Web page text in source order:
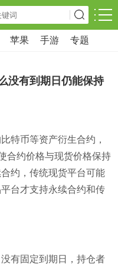
苹果 手游 专题
没有到期日仍能保持
特币等资产衍生合约，
合约价格与现货价格保持
约，传统现货平台可能
台才支持永续合约和传
有固定到期日，持仓者